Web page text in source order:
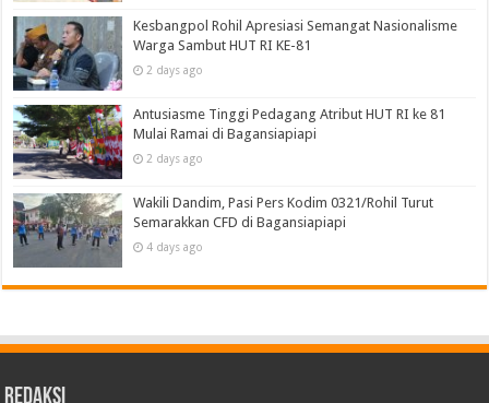
Kesbangpol Rohil Apresiasi Semangat Nasionalisme
Warga Sambut HUT RI KE-81
2 days ago
Antusiasme Tinggi Pedagang Atribut HUT RI ke 81
Mulai Ramai di Bagansiapiapi
2 days ago
Wakili Dandim, Pasi Pers Kodim 0321/Rohil Turut
Semarakkan CFD di Bagansiapiapi
4 days ago